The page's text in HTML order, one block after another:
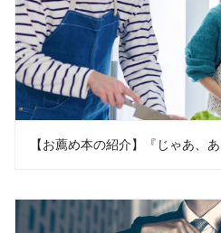
【お薦め本の紹介】『じゃあ、